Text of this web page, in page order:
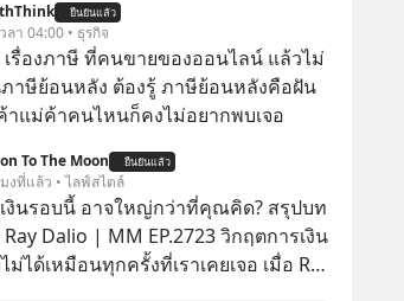
ราบความน่าเชื่อถือกันค่ะ #แก้เกม
เก๋าเล่ากลโกง #LivesSustainably #อยู่
#CyberSecurity #ป้าเก๋า
#FinancialLiteracy
ยืนยันแล้ว
ลา 04:00 • ธุรกิจ
เรื่องภาษี ที่คนขายของออนไลน์ แล้วไม่
าษีย้อนหลัง ต้องรู้ ภาษีย้อนหลังคือฝัน
าแม่ค้าคนไหนก็คงไม่อยากพบเจอ
To The Moon ยืนยันแล้ว
งที่แล้ว • ไลฟ์สไตล์
งินรอบนี้ อาจใหญ่กว่าที่คุณคิด? สรุปบท
Dalio | MM EP.2723 วิกฤตการเงิน
ม่ได้เหมือนทุกครั้งที่เราเคยเจอ เมื่อ Ray